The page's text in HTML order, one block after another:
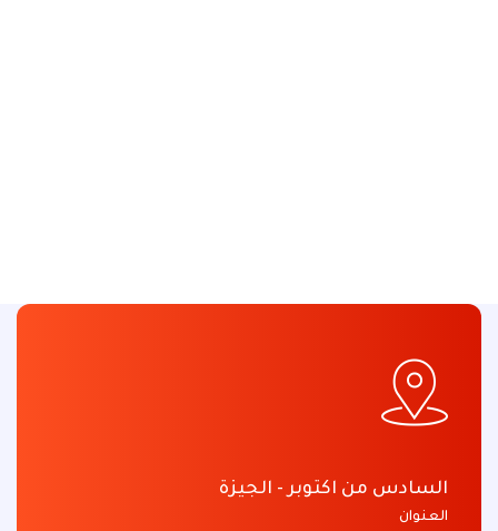
السادس من اكتوبر - الجيزة
العنوان